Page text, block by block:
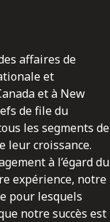
affaires de
et
et à New
de file du
les segments de
leur croissance.
à l’égard du
expérience, notre
pour lesquels
notre succès est